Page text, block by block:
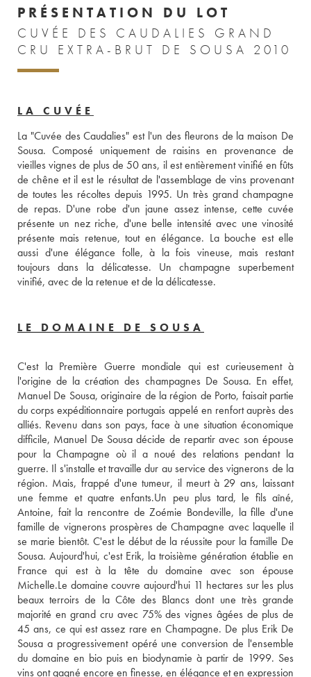
PRÉSENTATION DU LOT
CUVÉE DES CAUDALIES GRAND
CRU EXTRA-BRUT DE SOUSA 2010
LA CUVÉE
La "Cuvée des Caudalies" est l'un des fleurons de la maison De
Sousa. Composé uniquement de raisins en provenance de
vieilles vignes de plus de 50 ans, il est entièrement vinifié en fûts
de chêne et il est le résultat de l'assemblage de vins provenant
de toutes les récoltes depuis 1995. Un très grand champagne
de repas. D'une robe d'un jaune assez intense, cette cuvée
présente un nez riche, d'une belle intensité avec une vinosité
présente mais retenue, tout en élégance. La bouche est elle
aussi d'une élégance folle, à la fois vineuse, mais restant
toujours dans la délicatesse. Un champagne superbement
vinifié, avec de la retenue et de la délicatesse.
LE DOMAINE DE SOUSA
C'est la Première Guerre mondiale qui est curieusement à
l'origine de la création des champagnes De Sousa. En effet,
Manuel De Sousa, originaire de la région de Porto, faisait partie
du corps expéditionnaire portugais appelé en renfort auprès des
alliés. Revenu dans son pays, face à une situation économique
difficile, Manuel De Sousa décide de repartir avec son épouse
pour la Champagne où il a noué des relations pendant la
guerre. Il s'installe et travaille dur au service des vignerons de la
région. Mais, frappé d'une tumeur, il meurt à 29 ans, laissant
une femme et quatre enfants.Un peu plus tard, le fils aîné,
Antoine, fait la rencontre de Zoémie Bondeville, la fille d'une
famille de vignerons prospères de Champagne avec laquelle il
se marie bientôt. C'est le début de la réussite pour la famille De
Sousa. Aujourd'hui, c'est Erik, la troisième génération établie en
France qui est à la tête du domaine avec son épouse
Michelle.Le domaine couvre aujourd'hui 11 hectares sur les plus
beaux terroirs de la Côte des Blancs dont une très grande
majorité en grand cru avec 75% des vignes âgées de plus de
45 ans, ce qui est assez rare en Champagne. De plus Erik De
Sousa a progressivement opéré une conversion de l'ensemble
du domaine en bio puis en biodynamie à partir de 1999. Ses
vins ont gagné encore en finesse, en élégance et en expression